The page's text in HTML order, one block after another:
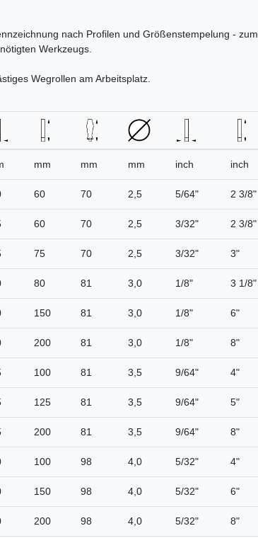
nach Profilen und Größenstempelung - zum
Werkzeugs.
Wegrollen am Arbeitsplatz.
mm mm mm inch inch
60 70 2,5 5/64" 2 3/8"
60 70 2,5 3/32" 2 3/8"
75 70 2,5 3/32" 3"
80 81 3,0 1/8" 3 1/8"
150 81 3,0 1/8" 6"
200 81 3,0 1/8" 8"
100 81 3,5 9/64" 4"
125 81 3,5 9/64" 5"
200 81 3,5 9/64" 8"
100 98 4,0 5/32" 4"
150 98 4,0 5/32" 6"
200 98 4,0 5/32" 8"